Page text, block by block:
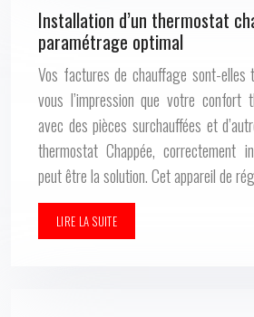
Installation d’un thermostat
paramétrage optimal
Vos factures de chauffage sont-elles
vous l’impression que votre confort
avec des pièces surchauffées et
thermostat Chappée, correctement
peut être la solution. Cet appareil de
LIRE LA SUITE